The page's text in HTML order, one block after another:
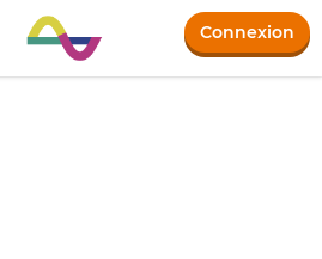
Connexion